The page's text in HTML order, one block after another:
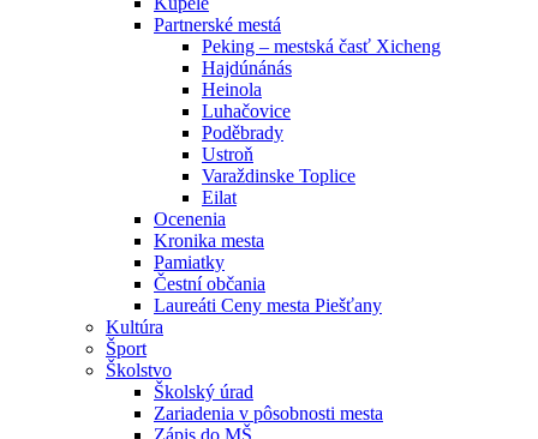
Partnerské mestá
Peking – mestská časť Xicheng
Hajdúnánás
Heinola
Luhačovice
Poděbrady
Ustroň
Varaždinske Toplice
Eilat
Ocenenia
Kronika mesta
Pamiatky
Čestní občania
Laureáti Ceny mesta Piešťany
Kultúra
Šport
Školstvo
Školský úrad
Zariadenia v pôsobnosti mesta
Zápis do MŠ